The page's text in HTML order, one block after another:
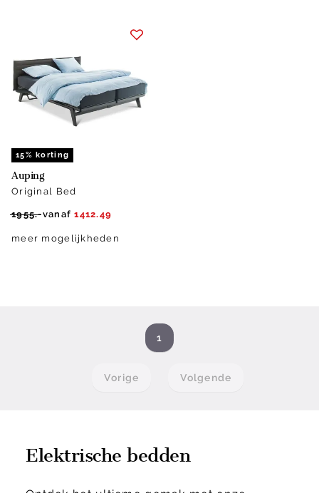
15% korting
Auping
Original Bed
1955.-vanaf 1412.49
meer mogelijkheden
Vorige
1
Volgende
Elektrische bedden